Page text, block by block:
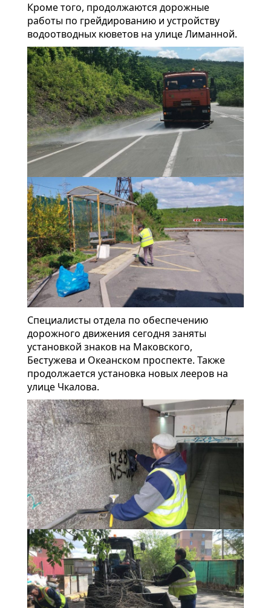
Кроме того, продолжаются дорожные
работы по грейдированию и устройству
водоотводных кюветов на улице Лиманной.
Специалисты отдела по обеспечению
дорожного движения сегодня заняты
установкой знаков на Маковского,
Бестужева и Океанском проспекте. Также
продолжается установка новых лееров на
улице Чкалова.